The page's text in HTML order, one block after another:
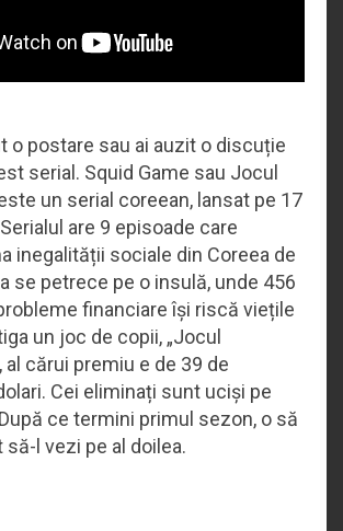
o postare sau ai auzit o discuție
serial. Squid Game sau Jocul
un serial coreean, lansat pe 17
are 9 episoade care
inegalității sociale din Coreea de
se petrece pe o insulă, unde 456
financiare își riscă viețile
un joc de copii, „Jocul
al cărui premiu e de 39 de
Cei eliminați sunt uciși pe
ce termini primul sezon, o să
să-l vezi pe al doilea.